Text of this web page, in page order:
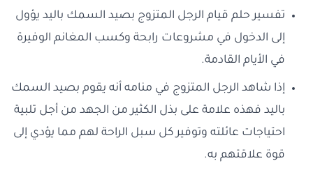
تفسير حلم قيام الرجل المتزوج بصيد السمك باليد يؤول
إلى الدخول في مشروعات رابحة وكسب المغانم الوفيرة
في الأيام القادمة.
إذا شاهد الرجل المتزوج في منامه أنه يقوم بصيد السمك
باليد فهذه علامة على بذل الكثير من الجهد من أجل تلبية
احتياجات عائلته وتوفير كل سبل الراحة لهم مما يؤدي إلى
قوة علاقتهم به.